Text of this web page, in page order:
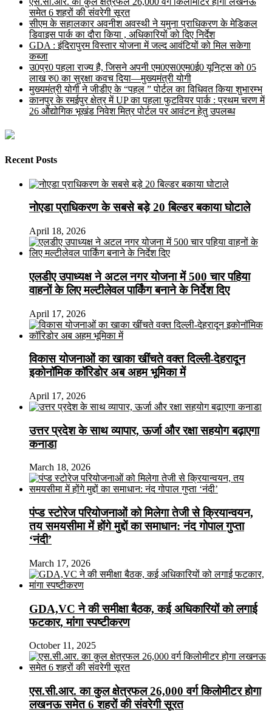
समेत 6 शहरों की संवरेगी सूरत
सीएम के सहालकार अवनीश अवस्थी ने यमुना प्राधिकरण के मेडिकल
डिवाइस पार्क का दौरा किया , अधिकारियों को दिए निर्देश
GDA : इंदिरापुरम विस्तार योजना में जल्द आवंटियों को मिल सकेगा
कब्जा
उ0प्र0 पहला राज्य है, जिसने अपनी एम0एस0एम0ई0 यूनिट्स को 05
लाख रु0 का सुरक्षा कवच दिया—मुख्यमंत्री योगी
मुख्यमंत्री योगी ने जीडीए के “पहल ” पोर्टल का विधिवत किया शुभारम्भ
कानपुर के रमईपुर क्षेत्र में UP का पहला फुटवियर पार्क : प्रथम चरण में
26 औद्योगिक भूखंड निवेश मित्र पोर्टल पर आवंटन हेतु उपलब्ध
Recent Posts
नोएडा प्राधिकरण के सबसे बड़े 20 बिल्डर बकाया घोटाले
April 18, 2026
एलडीए उपाध्यक्ष ने अटल नगर योजना में 500 चार पहिया
वाहनों के लिए मल्टीलेवल पार्किंग बनाने के निर्देश दिए
April 17, 2026
विकास योजनाओं का खाका खींचते वक्त दिल्ली-देहरादून
इकोनॉमिक कॉरिडोर अब अहम भूमिका में
April 17, 2026
उत्तर प्रदेश के साथ व्यापार, ऊर्जा और रक्षा सहयोग बढ़ाएगा
कनाडा
March 18, 2026
पंप्ड स्टोरेज परियोजनाओं को मिलेगा तेजी से क्रियान्वयन,
तय समयसीमा में होंगे मुद्दों का समाधान: नंद गोपाल गुप्ता
‘नंदी’
March 17, 2026
GDA,VC ने की समीक्षा बैठक, कई अधिकारियों को लगाई
फटकार, मांगा स्पष्टीकरण
October 11, 2025
एस.सी.आर. का कुल क्षेत्रफल 26,000 वर्ग किलोमीटर होगा
लखनऊ समेत 6 शहरों की संवरेगी सूरत